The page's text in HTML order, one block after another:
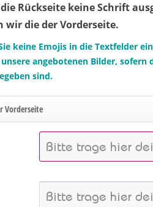
Rückseite keine Schrift
wir die der Vorderseite.
keine Emojis in die Textfelder
angebotenen Bilder, sofern
sind.
Vorderseite